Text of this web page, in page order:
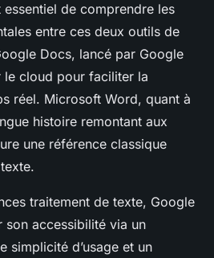
de comprendre les
entre ces deux outils de
Docs, lancé par Google
le cloud pour faciliter la
réel. Microsoft Word, quant à
histoire remontant aux
une référence classique
traitement de texte, Google
son accessibilité via un
simplicité d’usage et un